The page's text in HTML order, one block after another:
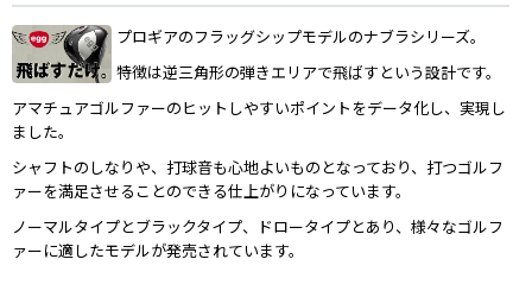
プロギアのフラッグシップモデルのナブラシリーズ。
特徴は逆三角形の弾きエリアで飛ばすという設計です。
アマチュアゴルファーのヒットしやすいポイントをデータ化し、実現し
ました。
シャフトのしなりや、打球音も心地よいものとなっており、打つゴルフ
ァーを満足させることのできる仕上がりになっています。
ノーマルタイプとブラックタイプ、ドロータイプとあり、様々なゴルフ
ァーに適したモデルが発売されています。